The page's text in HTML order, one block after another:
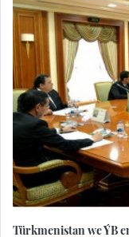
Türkmenistan we ÝB